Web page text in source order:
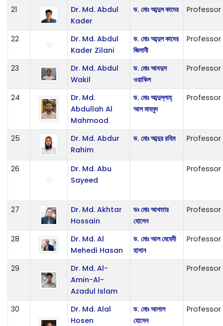
21
Dr. Md. Abdul
Kader
ড. মোঃ আব্দুল কাদের Professor
22
Dr. Md. Abdul
Kader Zilani
ড. মোঃ আব্দুল কাদের
জিলানী
Professor
23
Dr. Md. Abdul
Wakil
ড. মোঃ আবদুল
ওয়াকিল
Professor
24
Dr. Md.
Abdullah Al
Mahmood
ড. মোঃ আব্দুল্লাহ্
আল মাহমুদ
Professor
25
Dr. Md. Abdur
Rahim
ড. মোঃ আব্দুর রহিম Professor
26
Dr. Md. Abu
Sayeed
Professor
27
Dr. Md. Akhtar
Hossain
ডঃ মোঃ আখতার
হোসেন
Professor
28
Dr. Md. Al
Mehedi Hasan
ড. মোঃ আল মেহেদী
হাসান
Professor
29
Dr. Md. Al-
Amin-Al-
Azadul Islam
Professor
30
Dr. Md. Alal
Hosen
ড. মোঃ আলাল
হোসেন
Professor